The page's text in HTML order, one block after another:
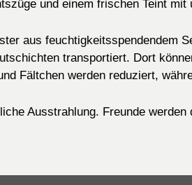
und einem frischen Teint
aus feuchtigkeitsspendendem
transportiert. Dort
Fältchen werden reduziert,
Ausstrahlung. Freunde